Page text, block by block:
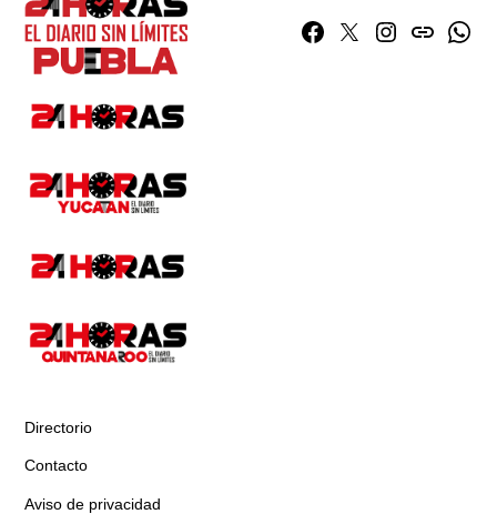
Facebook
TwitterInstagram
issuu
Directorio
Contacto
Aviso de privacidad